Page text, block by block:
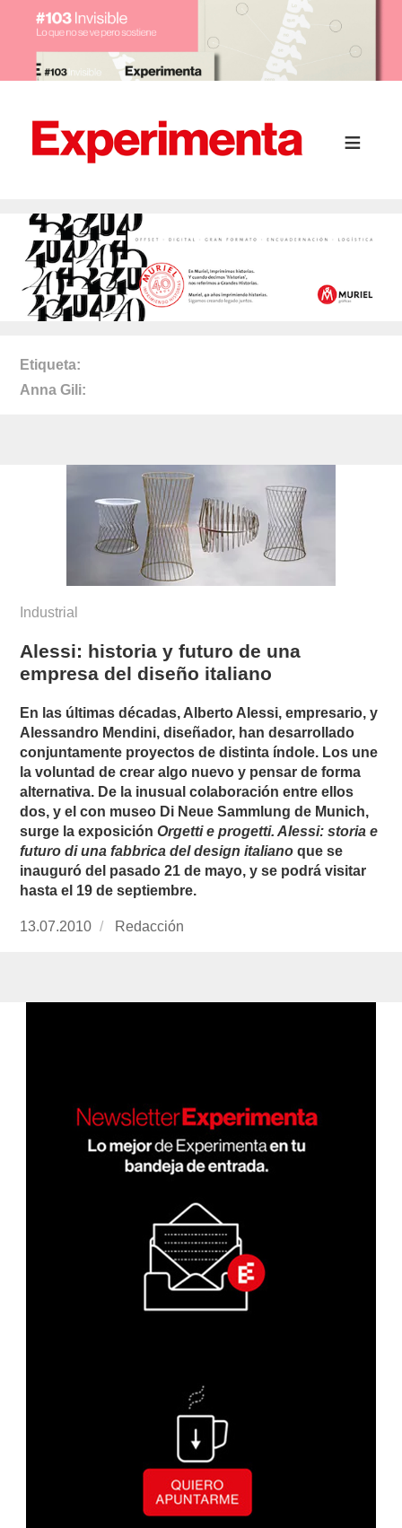
Etiqueta
Anna Gili
Industrial
Alessi: historia y futuro de una
empresa del diseño italiano
En las últimas décadas, Alberto Alessi, empresario, y
Alessandro Mendini, diseñador, han desarrollado
conjuntamente proyectos de distinta índole. Los une
la voluntad de crear algo nuevo y pensar de forma
alternativa. De la inusual colaboración entre ellos
dos, y el con museo Di Neue Sammlung de Munich,
surge la exposiciónOrgetti e progetti. Alessi: storia e
futuro di una fabbrica del design italiano que se
inauguró del pasado 21 de mayo, y se podrá visitar
hasta el 19 de septiembre.
Publicado
13.07.2010 https://www.experimenta.es/author/redaccion/
Redacción